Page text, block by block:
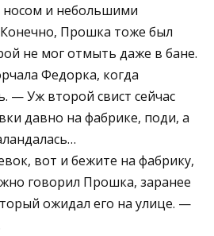
носом и небольшими
Прошка тоже был
не мог отмыть даже в бане.
Федорка, когда
— Уж второй свист сейчас
давно на фабрике, поди, а
вот и бежите на фабрику,
говорил Прошка, заранее
ожидал его на улице. —